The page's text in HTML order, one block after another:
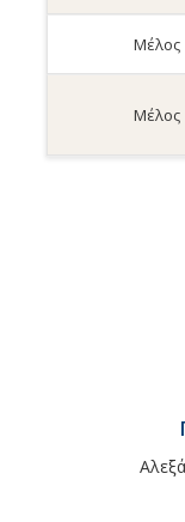
Μέλος
Μέλος